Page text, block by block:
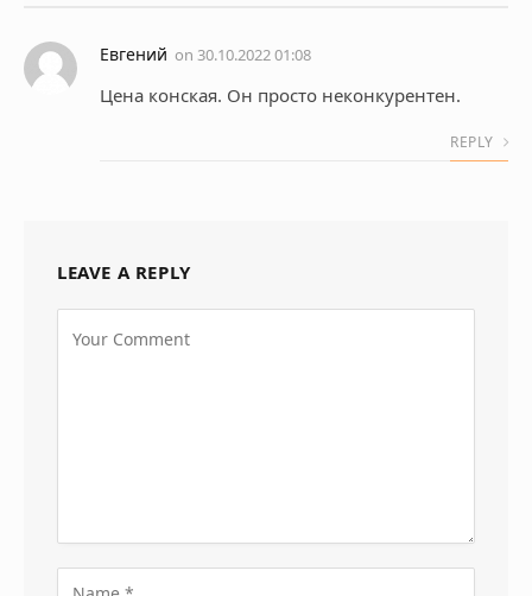
Евгений on 30.10.2022 01:08
Цена конская. Он просто неконкурентен.
REPLY
LEAVE A REPLY